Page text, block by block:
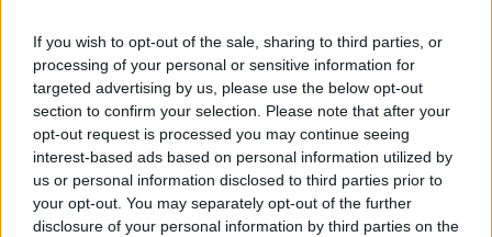
If you wish to opt-out of the sale, sharing to third parties, or
processing of your personal or sensitive information for
targeted advertising by us, please use the below opt-out
section to confirm your selection. Please note that after your
opt-out request is processed you may continue seeing
interest-based ads based on personal information utilized by
us or personal information disclosed to third parties prior to
your opt-out. You may separately opt-out of the further
disclosure of your personal information by third parties on the
386 djur dog förra året på fyra av landets
djurparker,skriver Djurrättsalliansen i en ny
granskning.
Djurparkerna som har granskats är Borås
djurpark, Parken Zoo, Kolmården och
Furuviksparken.
Kolmården var den djurpark där flest djur hade